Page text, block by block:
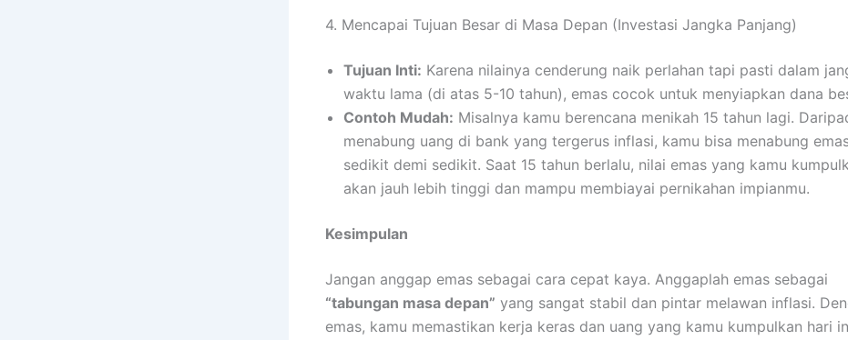
4. Mencapai Tujuan Besar di Masa Depan (Investasi Jangka Panjang)
Tujuan Inti: Karena nilainya cenderung naik perlahan tapi pasti dalam
waktu lama (di atas 5-10 tahun), emas cocok untuk menyiapkan dana
Contoh Mudah: Misalnya kamu berencana menikah 15 tahun lagi.
menabung uang di bank yang tergerus inflasi, kamu bisa menabung
sedikit demi sedikit. Saat 15 tahun berlalu, nilai emas yang kamu
akan jauh lebih tinggi dan mampu membiayai pernikahan impianmu.
Kesimpulan
Jangan anggap emas sebagai cara cepat kaya. Anggaplah emas sebagai
“tabungan masa depan” yang sangat stabil dan pintar melawan inflasi.
emas, kamu memastikan kerja keras dan uang yang kamu kumpulkan hari